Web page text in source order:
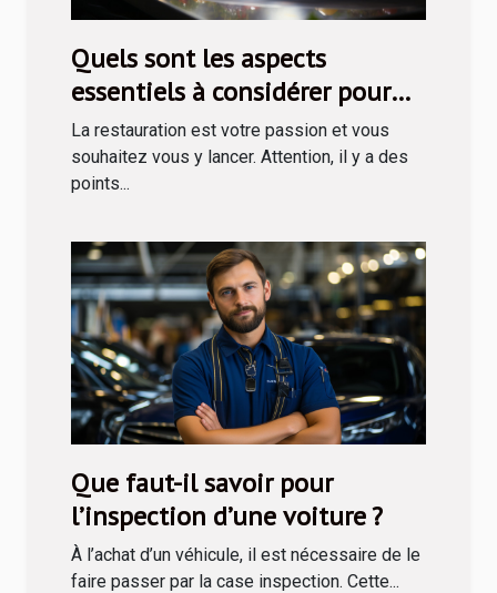
Quels sont les aspects
essentiels à considérer pour
entreprendre en restauration ?
La restauration est votre passion et vous
souhaitez vous y lancer. Attention, il y a des
points...
Que faut-il savoir pour
l’inspection d’une voiture ?
À l’achat d’un véhicule, il est nécessaire de le
faire passer par la case inspection. Cette...